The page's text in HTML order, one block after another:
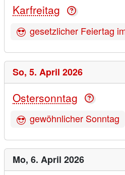
Karfreitag
gesetzlicher Feiertag
So, 5. April 2026
Ostersonntag
gewöhnlicher Sonntag
Mo, 6. April 2026